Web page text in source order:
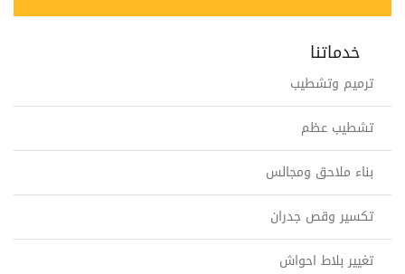
خدماتنا
ترميم وتشطيب
تشطيب عظم
بناء ملاحق ومجالس
تكسير وقص جدران
تغيير بلاط احواش